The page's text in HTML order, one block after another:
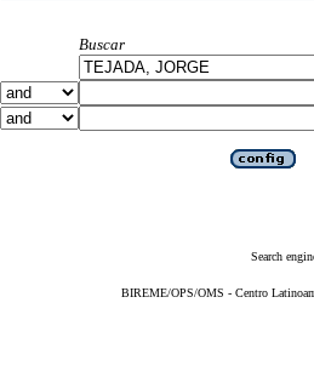
Buscar
Search
BIREME/OPS/OMS - Centro